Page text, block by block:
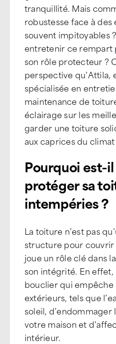
tranquillité. Mais
robustesse face à
souvent impitoyables
entretenir ce rempart
son rôle protecteur ?
perspective qu’Attila,
spécialisée en
maintenance de
éclairage sur les
garder une toiture
aux caprices du
Pourquoi est-
protéger sa
intempéries ?
La toiture n’est pas
structure pour couvrir
joue un rôle clé dans
son intégrité. En
bouclier qui empêche
extérieurs, tels que
soleil,
votre maison et
intérieur.